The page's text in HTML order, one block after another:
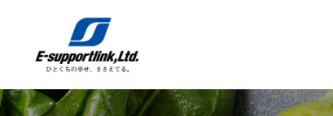
サービスTOP
イーサポートリンクについてTOP
企業情報TOP
IR情報TOP